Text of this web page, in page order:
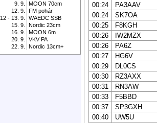
9. 9.
MOON 70cm
12. 9.
FM pohár
12 - 13. 9.
WAEDC SSB
15. 9.
Nordic 23cm
16. 9.
MOON 6m
20. 9.
VKV PA
22. 9.
Nordic 13cm+
00:24
PA3AAV
00:24
SK7OA
00:25
F8KGH
00:26
IW2MZX
00:26
PA6Z
00:27
HG6V
00:29
DL0CS
00:30
RZ3AXX
00:31
RN3AW
00:33
F5BBD
00:37
SP3GXH
00:40
UW5U